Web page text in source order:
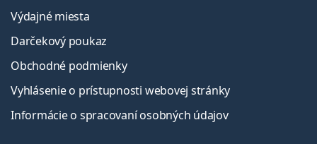
Výdajné miesta
Darčekový poukaz
Obchodné podmienky
Vyhlásenie o prístupnosti webovej stránky
Informácie o spracovaní osobných údajov